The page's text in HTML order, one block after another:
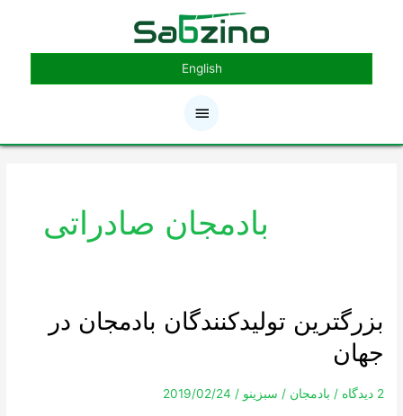
فهرست
اصلی
English
بادمجان صادراتی
بزرگترین تولیدکنندگان بادمجان در
جهان
2 دیدگاه / بادمجان / سبزینو/
2019/02/24
بزرگترین
تولیدکنندگان
بادمجان
جهان